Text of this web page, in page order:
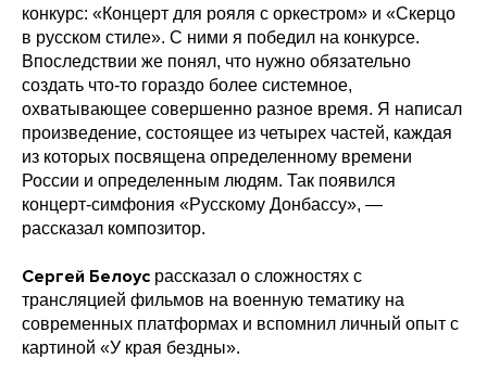
конкурс: «Концерт для рояля с оркестром» и «Скерцо
в русском стиле». С ними я победил на конкурсе.
Впоследствии же понял, что нужно обязательно
создать что-то гораздо более системное,
охватывающее совершенно разное время. Я написал
произведение, состоящее из четырех частей, каждая
из которых посвящена определенному времени
России и определенным людям. Так появился
концерт-симфония «Русскому Донбассу», —
рассказал композитор.
Сергей Белоус рассказал о сложностях с
трансляцией фильмов на военную тематику на
современных платформах и вспомнил личный опыт с
картиной «У края бездны».